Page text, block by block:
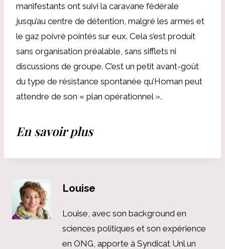
manifestants ont suivi la caravane fédérale
jusqu’au centre de détention, malgré les armes et
le gaz poivré pointés sur eux. Cela s’est produit
sans organisation préalable, sans sifflets ni
discussions de groupe. C’est un petit avant-goût
du type de résistance spontanée qu’Homan peut
attendre de son « plan opérationnel ».
En savoir plus
Louise
Louise, avec son background en
sciences politiques et son expérience
en ONG, apporte à Syndicat Unl un